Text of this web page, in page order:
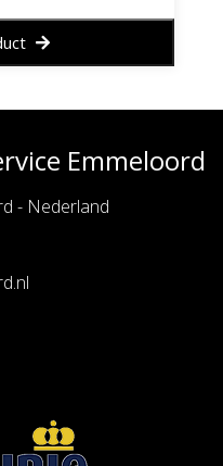
Emmeloord
- Nederland